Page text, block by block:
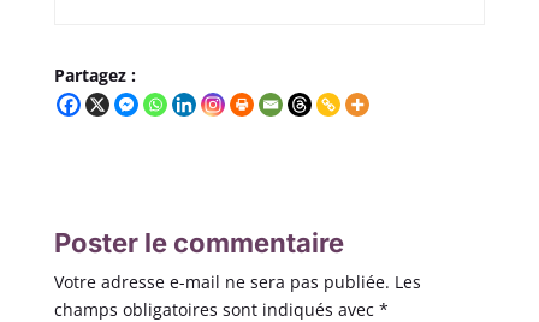
Partagez :
Poster le commentaire
Votre adresse e-mail ne sera pas publiée. Les
champs obligatoires sont indiqués avec *